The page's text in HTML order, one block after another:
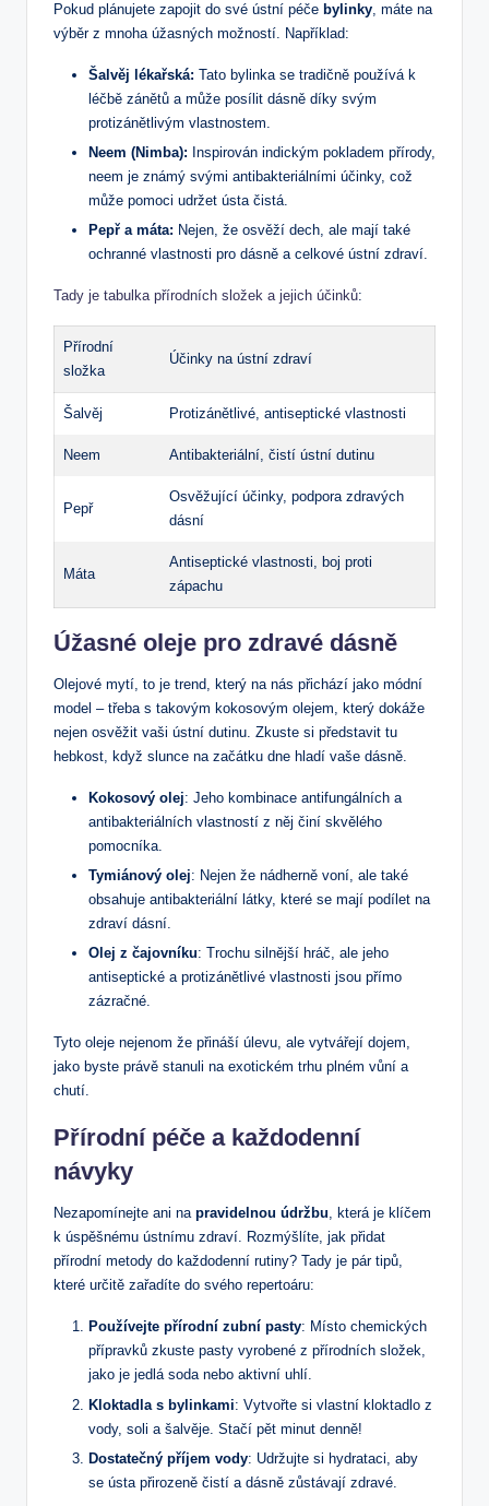
Pokud plánujete zapojit do své ústní péče bylinky, máte na
výběr z mnoha úžasných možností. Například:
Šalvěj lékařská: Tato bylinka se tradičně používá k
léčbě zánětů a může posílit dásně díky svým
protizánětlivým vlastnostem.
Neem (Nimba): Inspirován indickým pokladem přírody,
neem je známý svými antibakteriálními účinky, což
může pomoci udržet ústa čistá.
Pepř a máta: Nejen, že osvěží dech, ale mají také
ochranné vlastnosti pro dásně a celkové ústní zdraví.
Tady je tabulka přírodních složek a jejich účinků:
Přírodní
složka
Účinky na ústní zdraví
Šalvěj Protizánětlivé, antiseptické vlastnosti
Neem Antibakteriální, čistí ústní dutinu
Pepř
Osvěžující účinky, podpora zdravých
dásní
Máta
Antiseptické vlastnosti, boj proti
zápachu
Úžasné oleje pro zdravé dásně
Olejové mytí, to je trend, který na nás přichází jako módní
model – třeba s takovým kokosovým olejem, který dokáže
nejen osvěžit vaši ústní dutinu. Zkuste si představit tu
hebkost, když slunce na začátku dne hladí vaše dásně.
Kokosový olej: Jeho kombinace antifungálních a
antibakteriálních vlastností z něj činí skvělého
pomocníka.
Tymiánový olej: Nejen že nádherně voní, ale také
obsahuje antibakteriální látky, které se mají podílet na
zdraví dásní.
Olej z čajovníku: Trochu silnější hráč, ale jeho
antiseptické a protizánětlivé vlastnosti jsou přímo
zázračné.
Tyto oleje nejenom že přináší úlevu, ale vytvářejí dojem,
jako byste právě stanuli na exotickém trhu plném vůní a
chutí.
Přírodní péče a každodenní
návyky
Nezapomínejte ani na pravidelnou údržbu, která je klíčem
k úspěšnému ústnímu zdraví. Rozmýšlíte, jak přidat
přírodní metody do každodenní rutiny? Tady je pár tipů,
které určitě zařadíte do svého repertoáru:
Používejte přírodní zubní pasty: Místo chemických
přípravků zkuste pasty vyrobené z přírodních složek,
jako je jedlá soda nebo aktivní uhlí.
Kloktadla s bylinkami: Vytvořte si vlastní kloktadlo z
vody, soli a šalvěje. Stačí pět minut denně!
Dostatečný příjem vody: Udržujte si hydrataci, aby
se ústa přirozeně čistí a dásně zůstávají zdravé.